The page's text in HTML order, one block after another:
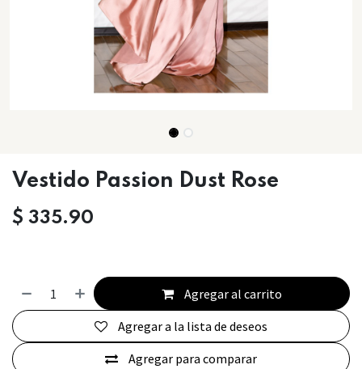
Vestido Passion Dust Rose
$ 335.90
Agregar al carrito
Agregar para comparar
Agregar a la lista de deseos